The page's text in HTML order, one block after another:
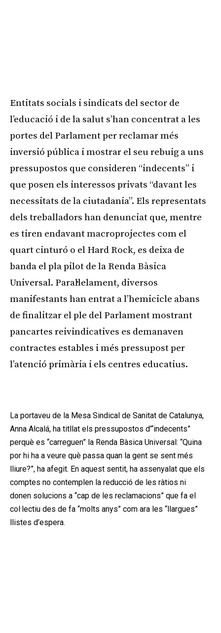
Entitats socials i sindicats del sector de
l’educació i de la salut s’han concentrat a les
portes del Parlament per reclamar més
inversió pública i mostrar el seu rebuig a uns
pressupostos que consideren “indecents” i
que posen els interessos privats “davant les
necessitats de la ciutadania”. Els representats
dels treballadors han denunciat que, mentre
es tiren endavant macroprojectes com el
quart cinturó o el Hard Rock, es deixa de
banda el pla pilot de la Renda Bàsica
Universal. Paral·lelament, diversos
manifestants han entrat a l’hemicicle abans
de finalitzar el ple del Parlament mostrant
pancartes reivindicatives es demanaven
contractes estables i més pressupost per
l’atenció primària i els centres educatius.
La portaveu de la Mesa Sindical de Sanitat de Catalunya,
Anna Alcalá, ha titllat els pressupostos d’“indecents”
perquè es “carreguen” la Renda Bàsica Universal: “Quina
por hi ha a veure què passa quan la gent se sent més
lliure?”, ha afegit. En aquest sentit, ha assenyalat que els
comptes no contemplen la reducció de les ràtios ni
donen solucions a “cap de les reclamacions” que fa el
col·lectiu des de fa “molts anys” com ara les “llargues”
llistes d’espera.